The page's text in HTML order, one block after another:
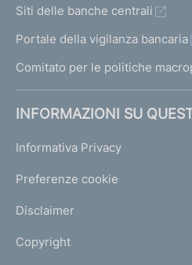
Siti delle banche centrali
Portale della vigilanza bancaria
Comitato per le politiche
INFORMAZIONI SU
Informativa Privacy
Preferenze cookie
Disclaimer
Copyright